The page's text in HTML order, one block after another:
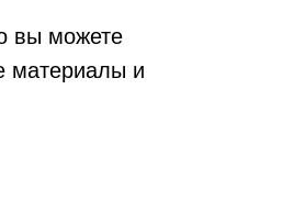
вы можете
материалы и